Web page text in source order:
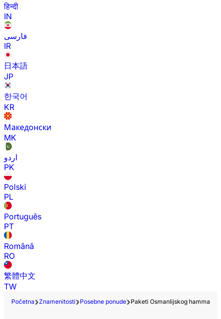
हिन्दी
IN
فارسی
IR
日本語
JP
한국어
KR
Македонски
MK
اردو
PK
Polski
PL
Português
PT
Română
RO
繁體中文
TW
Početna Znamenitosti Posebne ponude Paketi Osmanlijskog